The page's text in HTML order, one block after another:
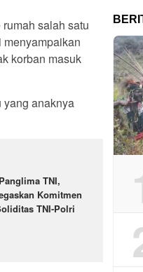
salah satu
korban masuk
yang anaknya
TNI,
Komitmen
TNI-Polri